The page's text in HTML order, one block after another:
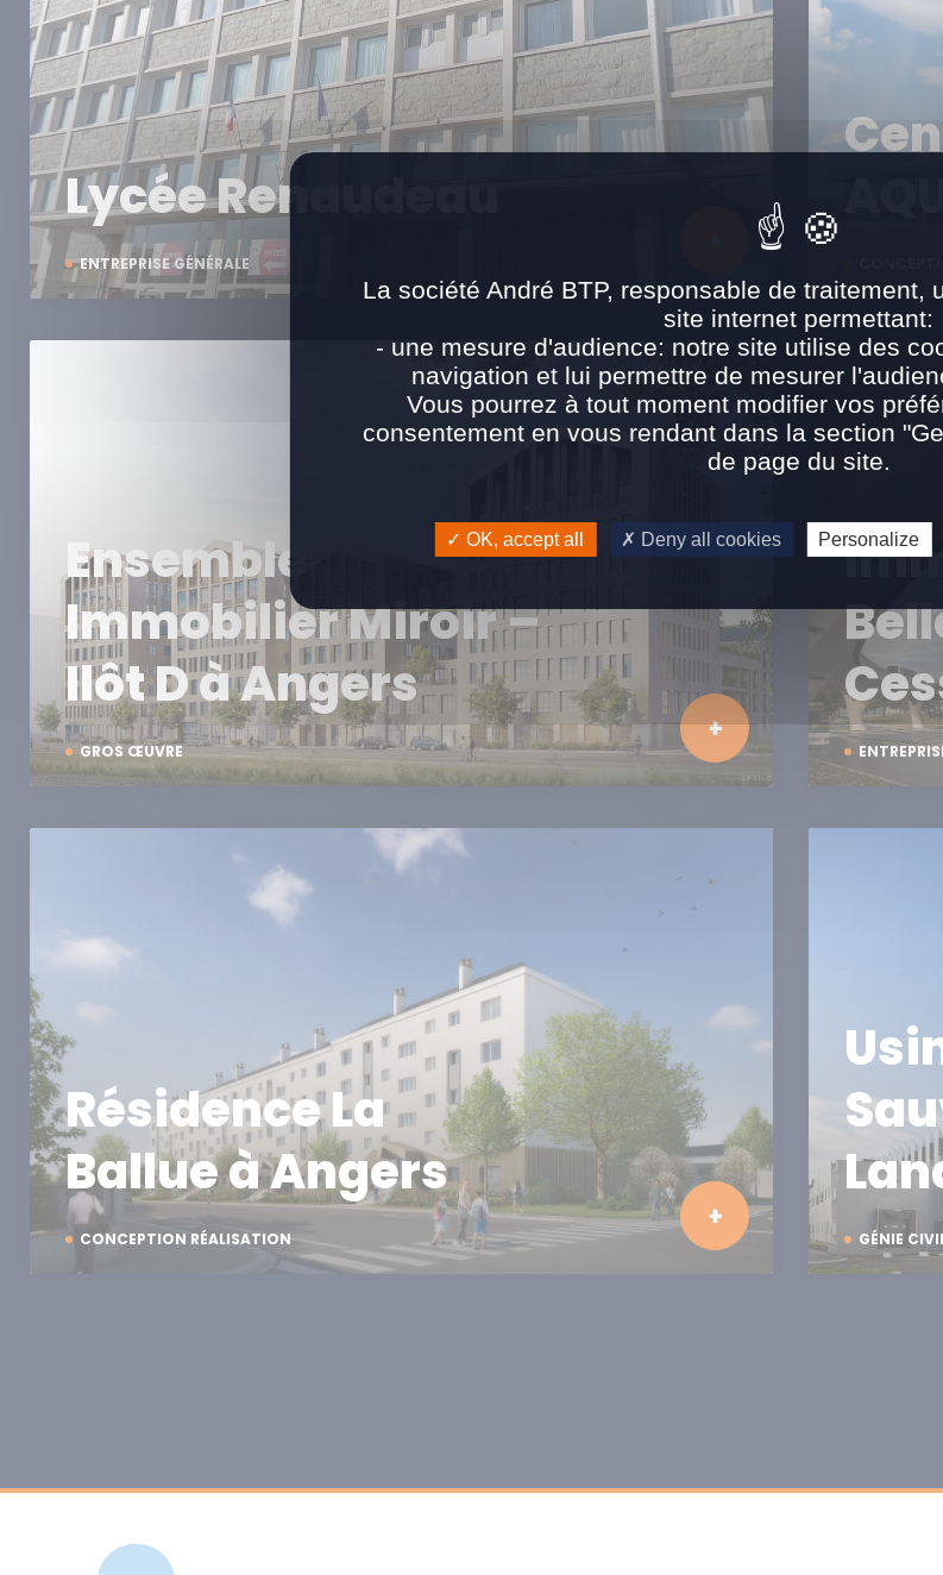
ENTREPRISE GÉNÉRALE
Lycée Renaudeau
GROS ŒUVRE
Ensemble
Immobilier Miroir –
Ilôt D à Angers
CONCEPTION RÉALISATION
Résidence La
Ballue à Angers
GÉNIE
La société André BTP, responsable de traitement,
site internet permettant:
- une mesure d'audience: notre site utilise des
navigation et lui permettre de mesurer
Vous pourrez à tout moment modifier vos
consentement en vous rendant dans la section
de page du site.
OK, accept all Deny all cookies Personalize